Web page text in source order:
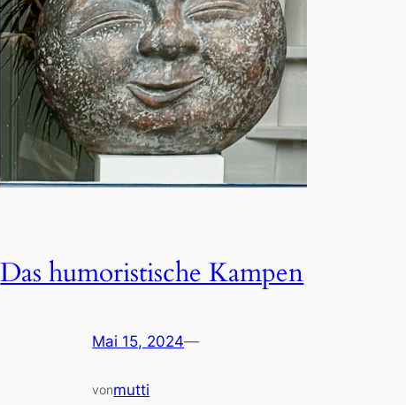
Das humoristische Kampen
Mai 15, 2024—
vonmutti